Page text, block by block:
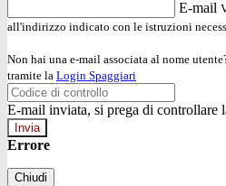
E-mail
all'indirizzo indicato con le istruzioni
Non hai una e-mail associata al nome
tramite la Login Spaggiari
E-mail inviata, si prega di controllare
Errore
Chiudi